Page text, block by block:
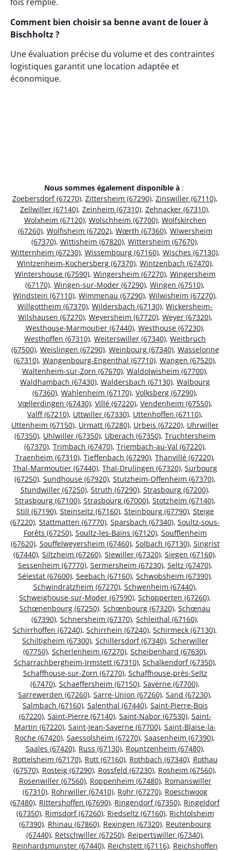
fois remplie.
Comment bien choisir sa benne avant de louer à
Bischholtz ?
Une évaluation précise du volume et des contraintes
logistiques garantit une location adaptée et
économique.
Nous sommes également disponible à :
Zoebersdorf (67270), Zittersheim (67290), Zinswiller (67110),
Zellwiller (67140), Zeinheim (67310), Zehnacker (67310),
Wolxheim (67120), Wolschheim (67700), Wolfskirchen
(67260), Wolfisheim (67202), Wœrth (67360), Wiwersheim
(67370), Wittisheim (67820), Wittersheim (67670),
Witternheim (67230), Wissembourg (67160), Wisches (67130),
Wintzenheim-Kochersberg (67370), Wintzenbach (67470),
Wintershouse (67590), Wingersheim (67270), Wingersheim
(67170), Wingen-sur-Moder (67290), Wingen (67510),
Windstein (67110), Wimmenau (67290), Wilwisheim (67270),
Willgottheim (67370), Wildersbach (67130), Wickersheim-
Wilshausen (67270), Weyersheim (67720), Weyer (67320),
Westhouse-Marmoutier (67440), Westhouse (67230),
Westhoffen (67310), Weiterswiller (67340), Weitbruch
(67500), Weislingen (67290), Weinbourg (67340), Wasselonne
(67310), Wangenbourg-Engenthal (67710), Wangen (67520),
Waltenheim-sur-Zorn (67670), Waldolwisheim (67700),
Waldhambach (67430), Waldersbach (67130), Walbourg
(67360), Wahlenheim (67170), Volksberg (67290),
Vœllerdingen (67430), Villé (67220), Vendenheim (67550),
Valff (67210), Uttwiller (67330), Uttenhoffen (67110),
Uttenheim (67150), Urmatt (67280), Urbeis (67220), Uhrwiller
(67350), Uhlwiller (67350), Uberach (67350), Truchtersheim
(67370), Trimbach (67470), Triembach-au-Val (67220),
Traenheim (67310), Tieffenbach (67290), Thanvillé (67220),
Thal-Marmoutier (67440), Thal-Drulingen (67320), Surbourg
(67250), Sundhouse (67920), Stutzheim-Offenheim (67370),
Stundwiller (67250), Struth (67290), Strasbourg (67200),
Strasbourg (67100), Strasbourg (67000), Stotzheim (67140),
Still (67190), Steinseltz (67160), Steinbourg (67790), Steige
(67220), Stattmatten (67770), Sparsbach (67340), Soultz-sous-
Forêts (67250), Soultz-les-Bains (67120), Soufflenheim
(67620), Souffelweyersheim (67460), Solbach (67130), Singrist
(67440), Siltzheim (67260), Siewiller (67320), Siegen (67160),
Sessenheim (67770), Sermersheim (67230), Seltz (67470),
Sélestat (67600), Seebach (67160), Schwobsheim (67390),
Schwindratzheim (67270), Schwenheim (67440),
Schweighouse-sur-Moder (67590), Schopperten (67260),
Schœnenbourg (67250), Schœnbourg (67320), Schœnau
(67390), Schnersheim (67370), Schleithal (67160),
Schirrhoffen (67240), Schirrhein (67240), Schirmeck (67130),
Schiltigheim (67300), Schillersdorf (67340), Scherwiller
(67750), Scherlenheim (67270), Scheibenhard (67630),
Scharrachbergheim-Irmstett (67310), Schalkendorf (67350),
Schaffhouse-sur-Zorn (67270), Schaffhouse-près-Seltz
(67470), Schaeffersheim (67150), Saverne (67700),
Sarrewerden (67260), Sarre-Union (67260), Sand (67230),
Salmbach (67160), Salenthal (67440), Saint-Pierre-Bois
(67220), Saint-Pierre (67140), Saint-Nabor (67530), Saint-
Martin (67220), Saint-Jean-Saverne (67700), Saint-Blaise-la-
Roche (67420), Saessolsheim (67270), Saasenheim (67390),
Saales (67420), Russ (67130), Rountzenheim (67480),
Rottelsheim (67170), Rott (67160), Rothbach (67340), Rothau
(67570), Rosteig (67290), Rossfeld (67230), Rosheim (67560),
Rosenwiller (67560), Roppenheim (67480), Romanswiller
(67310), Rohrwiller (67410), Rohr (67270), Roeschwoog
(67480), Rittershoffen (67690), Ringendorf (67350), Ringeldorf
(67350), Rimsdorf (67260), Riedseltz (67160), Richtolsheim
(67390), Rhinau (67860), Rexingen (67320), Reutenbourg
(67440), Retschwiller (67250), Reipertswiller (67340),
Reinhardsmunster (67440), Reichstett (67116), Reichshoffen